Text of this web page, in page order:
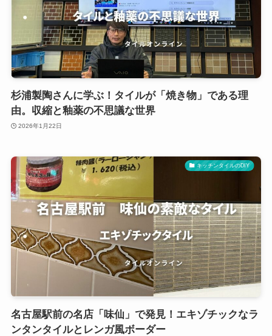
杉浦製陶さんに学ぶ！タイルが「焼き物」である理
由。収縮と釉薬の不思議な世界
2026年1月22日
キッチンタイルのDIY
名古屋駅前の名店「味仙」で発見！エキゾチックなラ
ンタンタイルとレンガ風ボーダー